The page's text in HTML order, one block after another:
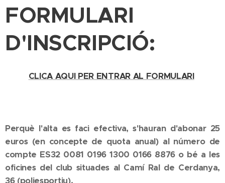
FORMULARI
D'INSCRIPCIÓ:
CLICA AQUI PER ENTRAR AL FORMULARI
Perquè l'alta es faci efectiva, s'hauran d'abonar 25
euros (en concepte de quota anual) al número de
compte ES32 0081 0196 1300 0166 8876 o bé a les
oficines del club situades al Camí Ral de Cerdanya,
36 (poliesportiu).